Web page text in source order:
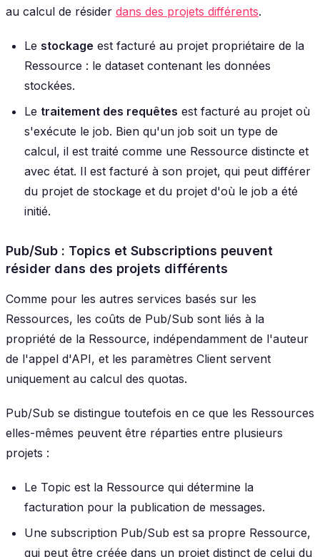
au calcul de résider dans des projets différents.
Le stockage est facturé au projet propriétaire de la
Ressource : le dataset contenant les données
stockées.
Le traitement des requêtes est facturé au projet où
s'exécute le job. Bien qu'un job soit un type de
calcul, il est traité comme une Ressource distincte et
avec état. Il est facturé à son projet, qui peut différer
du projet de stockage et du projet d'où le job a été
initié.
Pub/Sub : Topics et Subscriptions peuvent
résider dans des projets différents
Comme pour les autres services basés sur les
Ressources, les coûts de Pub/Sub sont liés à la
propriété de la Ressource, indépendamment de l'auteur
de l'appel d'API, et les paramètres Client servent
uniquement au calcul des quotas.
Pub/Sub se distingue toutefois en ce que les Ressources
elles-mêmes peuvent être réparties entre plusieurs
projets :
Le Topic est la Ressource qui détermine la
facturation pour la publication de messages.
Une subscription Pub/Sub est sa propre Ressource,
qui peut être créée dans un projet distinct de celui du